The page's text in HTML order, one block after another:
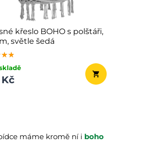
křeslo BOHO s polštáři,
světle šedá
Kč
máme kromě ní i boho